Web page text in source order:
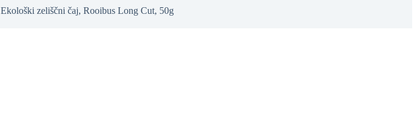
Ekološki zeliščni čaj, Rooibus Long Cut, 50g